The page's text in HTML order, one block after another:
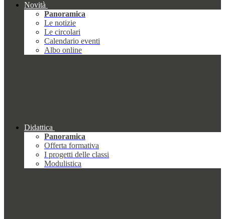
Novità
Panoramica
Le notizie
Le circolari
Calendario eventi
Albo online
Didattica
Panoramica
Offerta formativa
I progetti delle classi
Modulistica